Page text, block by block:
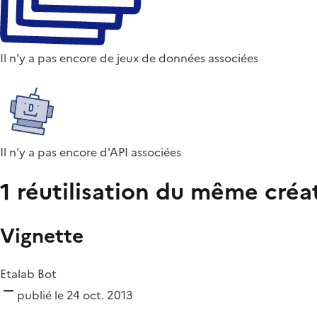
Il n'y a pas encore de jeux de données associées
Il n'y a pas encore d'API associées
1 réutilisation du même
Vignette
Etalab Bot
publié le 24 oct. 2013